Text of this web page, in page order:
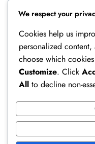
Ferry Doedens |
Profile
We respect your
Cookies help us
personalized
choose which
Customize. Click
All to decline non-